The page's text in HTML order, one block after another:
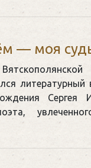
— моя
Сергея
Клегг,